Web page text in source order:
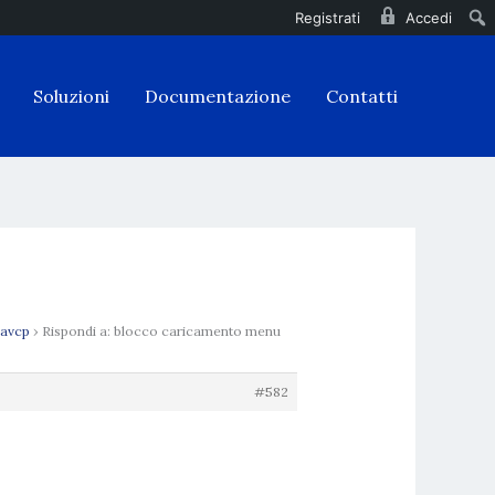
Registrati Accedi
Soluzioni Documentazione Contatti
› Rispondi a: blocco caricamento menu
#582